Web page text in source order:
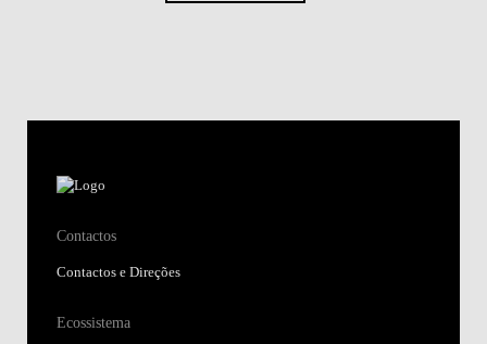
Contactos
Contactos e Direções
Ecossistema